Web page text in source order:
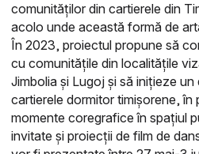
comunităților din cartierele din
acolo unde această formă de
În 2023, proiectul propune să
cu comunitățile din localitățile
Jimbolia și Lugoj și să inițieze
cartierele dormitor timișorene, în
momente coregrafice în spațiul
invitate și proiecții de film de